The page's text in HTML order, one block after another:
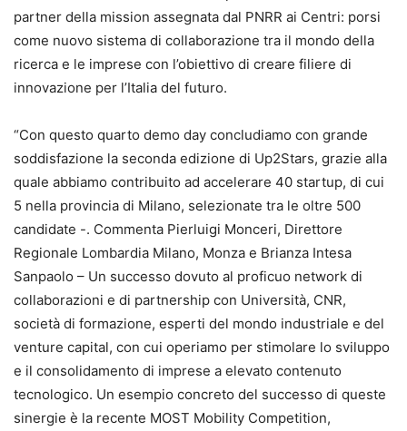
partner della mission assegnata dal PNRR ai Centri: porsi
come nuovo sistema di collaborazione tra il mondo della
ricerca e le imprese con l’obiettivo di creare filiere di
innovazione per l’Italia del futuro.
“Con questo quarto demo day concludiamo con grande
soddisfazione la seconda edizione di Up2Stars, grazie alla
quale abbiamo contribuito ad accelerare 40 startup, di cui
5 nella provincia di Milano, selezionate tra le oltre 500
candidate -. Commenta Pierluigi Monceri, Direttore
Regionale Lombardia Milano, Monza e Brianza Intesa
Sanpaolo – Un successo dovuto al proficuo network di
collaborazioni e di partnership con Università, CNR,
società di formazione, esperti del mondo industriale e del
venture capital, con cui operiamo per stimolare lo sviluppo
e il consolidamento di imprese a elevato contenuto
tecnologico. Un esempio concreto del successo di queste
sinergie è la recente MOST Mobility Competition,